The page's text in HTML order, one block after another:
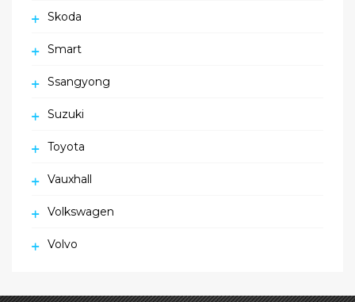
Skoda
Smart
Ssangyong
Suzuki
Toyota
Vauxhall
Volkswagen
Volvo